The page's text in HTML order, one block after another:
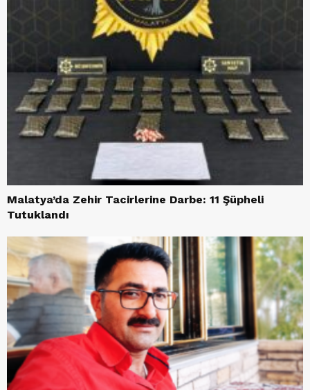
Malatya’da Zehir Tacirlerine Darbe: 11 Şüpheli
Tutuklandı